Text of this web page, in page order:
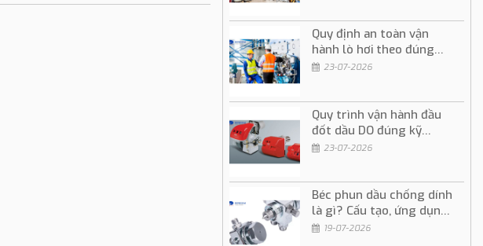
Quy định an toàn vận
hành lò hơi theo đúng
quy trình kỹ thuật
23-07-2026
Quy trình vận hành đầu
đốt dầu DO đúng kỹ
thuật và an toàn
23-07-2026
Béc phun dầu chống dính
là gì? Cấu tạo, ứng dụng
và cách sử dụng
19-07-2026